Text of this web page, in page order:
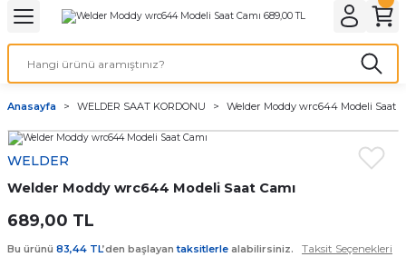
Geri Dön
& ELEKTİRİK AYDINLATMA & ELEKTRİK
Geri Dön
ve Cihaz Pilleri
ÇEŞİTLERİ
Geri Dön
Geri Dön
Kordon Çeşitleri
Kordonları
saat kordonu
Anasayfa WELDER SAAT KORDONU Welder Moddy wrc644 Modeli Saat
WELDER
Welder Moddy wrc644 Modeli Saat Camı
689,00 TL
Bu ürünü 83,44 TL’den başlayantaksitlerle alabilirsiniz. Taksit Seçenekleri